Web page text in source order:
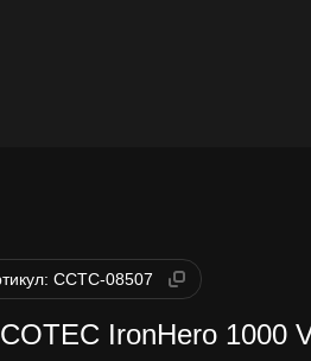
CCTC-08507
IronHero 1000